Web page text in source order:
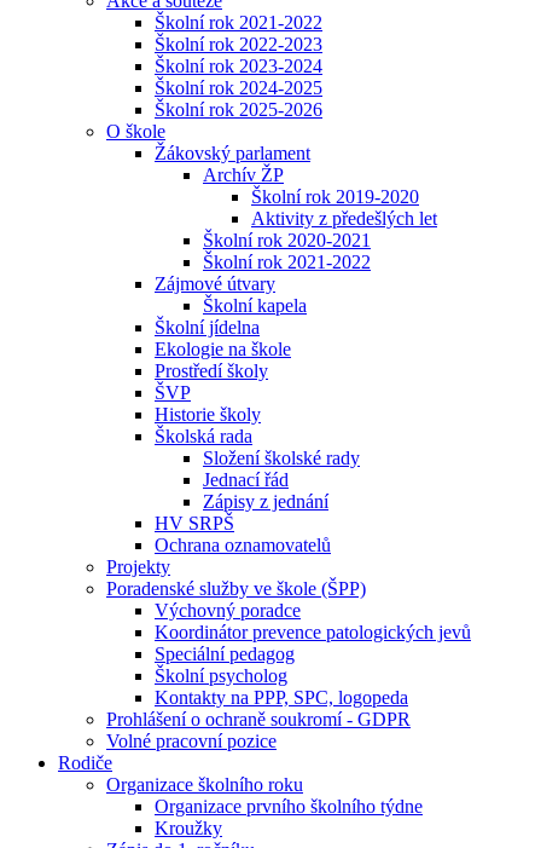
Školní rok 2021-2022
Školní rok 2022-2023
Školní rok 2023-2024
Školní rok 2024-2025
Školní rok 2025-2026
O škole
Žákovský parlament
Archív ŽP
Školní rok 2019-2020
Aktivity z předešlých let
Školní rok 2020-2021
Školní rok 2021-2022
Zájmové útvary
Školní kapela
Školní jídelna
Ekologie na škole
Prostředí školy
ŠVP
Historie školy
Školská rada
Složení školské rady
Jednací řád
Zápisy z jednání
HV SRPŠ
Ochrana oznamovatelů
Projekty
Poradenské služby ve škole (ŠPP)
Výchovný poradce
Koordinátor prevence patologických jevů
Speciální pedagog
Školní psycholog
Kontakty na PPP, SPC, logopeda
Prohlášení o ochraně soukromí - GDPR
Volné pracovní pozice
Rodiče
Organizace školního roku
Organizace prvního školního týdne
Kroužky